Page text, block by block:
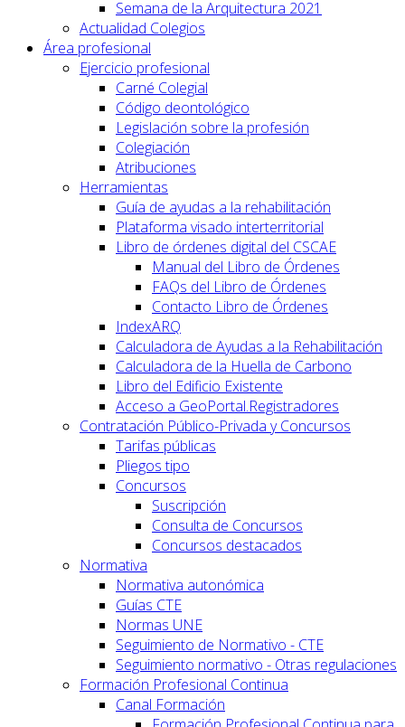
Semana de la Arquitectura 2021
Actualidad Colegios
Área profesional
Ejercicio profesional
Carné Colegial
Código deontológico
Legislación sobre la profesión
Colegiación
Atribuciones
Herramientas
Guía de ayudas a la rehabilitación
Plataforma visado interterritorial
Libro de órdenes digital del CSCAE
Manual del Libro de Órdenes
FAQs del Libro de Órdenes
Contacto Libro de Órdenes
IndexARQ
Calculadora de Ayudas a la Rehabilitación
Calculadora de la Huella de Carbono
Libro del Edificio Existente
Acceso a GeoPortal.Registradores
Contratación Público-Privada y Concursos
Tarifas públicas
Pliegos tipo
Concursos
Suscripción
Consulta de Concursos
Concursos destacados
Normativa
Normativa autonómica
Guías CTE
Normas UNE
Seguimiento de Normativo - CTE
Seguimiento normativo - Otras regulaciones
Formación Profesional Continua
Canal Formación